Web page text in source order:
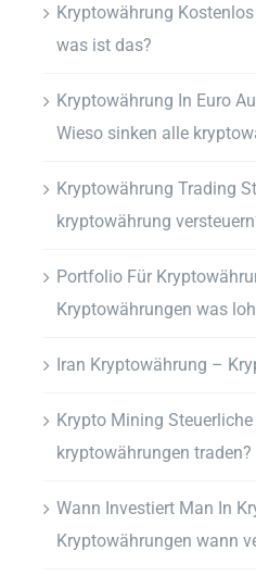
Kryptowährung
was ist das?
Kryptowährung In Euro
Wieso sinken alle
Kryptowährung Trading
kryptowährung
Portfolio Für
Kryptowährungen was
Iran Kryptowährung –
Krypto Mining
kryptowährungen traden?
Wann Investiert Man In
Kryptowährungen wann